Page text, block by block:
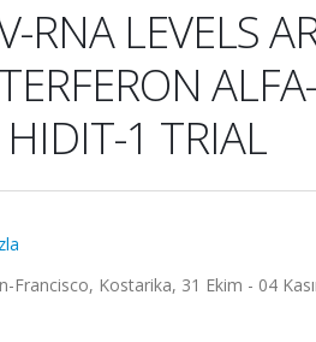
LEVELS
1 TRIAL
Kostarika, 31 Ekim - 04